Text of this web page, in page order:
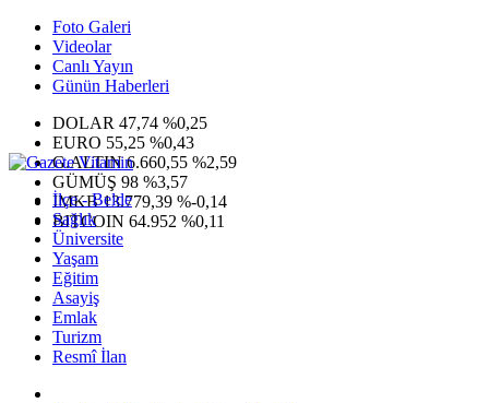
Foto Galeri
Videolar
Canlı Yayın
Günün Haberleri
DOLAR 47,74 %0,25
EURO 55,25 %0,43
G.ALTIN6.660,55 %2,59
GÜMÜŞ 98 %3,57
IMKB13.779,39 %-0,14
BITCOIN 64.952 %0,11
İlçe - Belde
Sağlık
Üniversite
Yaşam
Eğitim
Asayiş
Emlak
Turizm
Resmî İlan